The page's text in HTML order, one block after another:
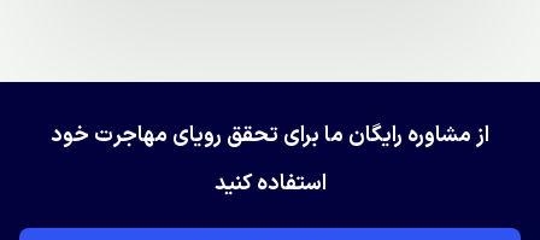
از مشاوره رایگان ما برای تحقق رویای مهاجرت خود
استفاده کنید